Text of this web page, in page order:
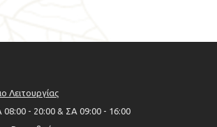
Λειτουργίας
- 20:00 & ΣΑ 09:00 - 16:00